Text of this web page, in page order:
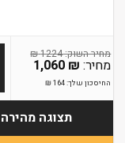
1224
₪
1,060 ₪
החיסכון שלך:164
₪
תצוגה מהירה